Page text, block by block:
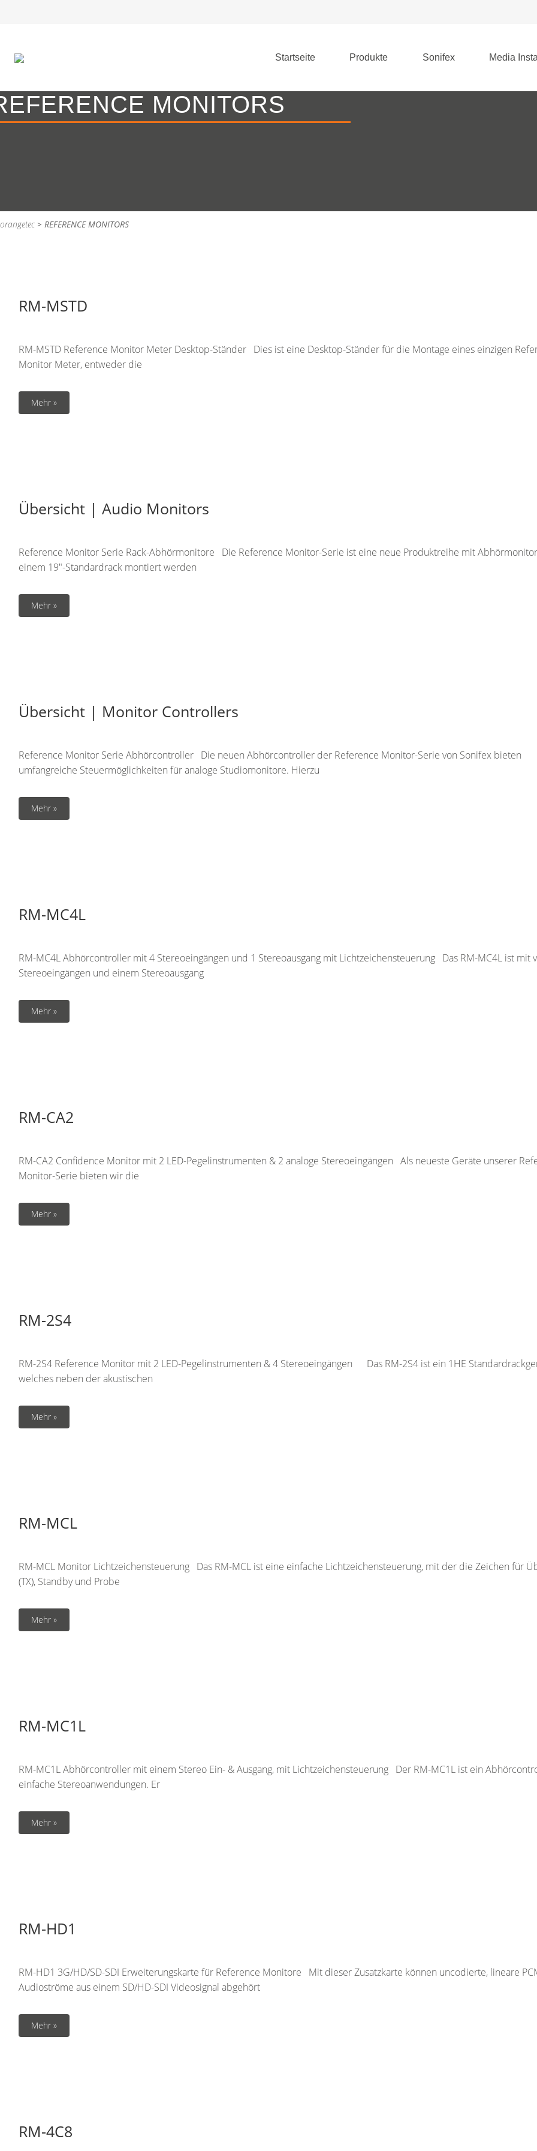
Startseite Produkte Sonifex Media
MONITORS
orangetec > REFERENCE MONITORS
RM-MSTD
RM-MSTD Reference Monitor Meter Desktop-Ständer Dies ist eine Desktop-Ständer für die Montage eines einzigen
Monitor Meter, entweder die
Mehr »
Übersicht | Audio Monitors
Reference Monitor Serie Rack-Abhörmonitore Die Reference Monitor-Serie ist eine neue Produktreihe mit
einem 19″-Standardrack montiert werden
Mehr »
Übersicht | Monitor Controllers
Reference Monitor Serie Abhörcontroller Die neuen Abhörcontroller der Reference Monitor-Serie von Sonifex bieten
umfangreiche Steuermöglichkeiten für analoge Studiomonitore. Hierzu
Mehr »
RM-MC4L
RM-MC4L Abhörcontroller mit 4 Stereoeingängen und 1 Stereoausgang mit Lichtzeichensteuerung Das RM-MC4L ist mit
Stereoeingängen und einem Stereoausgang
Mehr »
RM-CA2
RM-CA2 Confidence Monitor mit 2 LED-Pegelinstrumenten & 2 analoge Stereoeingängen Als neueste Geräte unserer
Monitor-Serie bieten wir die
Mehr »
RM-2S4
RM-2S4 Reference Monitor mit 2 LED-Pegelinstrumenten & 4 Stereoeingängen Das RM-2S4 ist ein 1HE
welches neben der akustischen
Mehr »
RM-MCL
RM-MCL Monitor Lichtzeichensteuerung Das RM-MCL ist eine einfache Lichtzeichensteuerung, mit der die Zeichen für
(TX), Standby und Probe
Mehr »
RM-MC1L
RM-MC1L Abhörcontroller mit einem Stereo Ein- & Ausgang, mit Lichtzeichensteuerung Der RM-MC1L ist ein
einfache Stereoanwendungen. Er
Mehr »
RM-HD1
RM-HD1 3G/HD/SD-SDI Erweiterungskarte für Reference Monitore Mit dieser Zusatzkarte können uncodierte, lineare
Audioströme aus einem SD/HD-SDI Videosignal abgehört
Mehr »
RM-4C8